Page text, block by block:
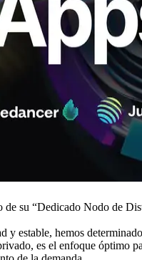
su “Dedicado Nodo de
y estable, hemos
es el enfoque óptimo